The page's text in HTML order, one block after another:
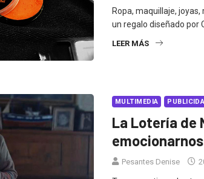
Ropa, maquillaje, joyas,
un regalo diseñado por
LEER MÁS
MULTIMEDIA
La Lotería de
emocionarnos
Pesantes Denise